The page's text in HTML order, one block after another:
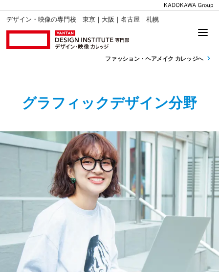
デザイン・映像の専門校 東京｜大阪｜名古屋｜札幌
ファッション・ ヘアメイク カレッジへ
グラフィックデザイン分野